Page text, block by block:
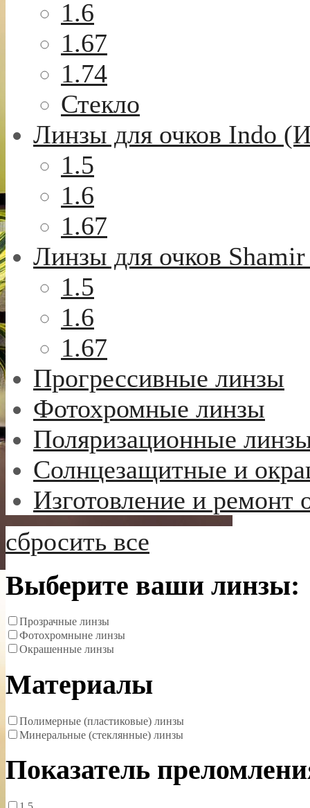
1.6
1.67
1.74
Стекло
Линзы для очков Indo
1.5
1.6
1.67
Линзы для очков
1.5
1.6
1.67
Прогрессивные линзы
Фотохромные линзы
Поляризационные
Солнцезащитные и
Изготовление и ремонт
сбросить все
Выберите ваши линзы:
Прозрачные линзы
Фотохромныне линзы
Окрашенные линзы
Материалы
Полимерные (пластиковые) линзы
Минеральные (стеклянные) линзы
Показатель